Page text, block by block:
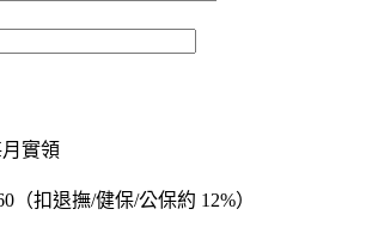
實領
（扣退撫/健保/公保約 12%）